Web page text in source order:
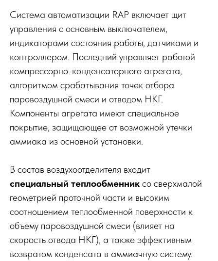
Система автоматизации RAP включает щит
управления с основным выключателем,
индикаторами состояния работы, датчиками и
контроллером. Последний управляет работой
компрессорно-конденсаторного агрегата,
алгоритмом срабатывания точек отбора
паровоздушной смеси и отводом НКГ.
Компоненты агрегата имеют специальное
покрытие, защищающее от возможной утечки
аммиака из основной установки.
В состав воздухоотделителя входит
специальный теплообменник со сверхмалой
геометрией проточной части и высоким
соотношением теплообменной поверхности к
объему паровоздушной смеси (влияет на
скорость отвода НКГ), а также эффективным
возвратом конденсата в аммиачную систему.